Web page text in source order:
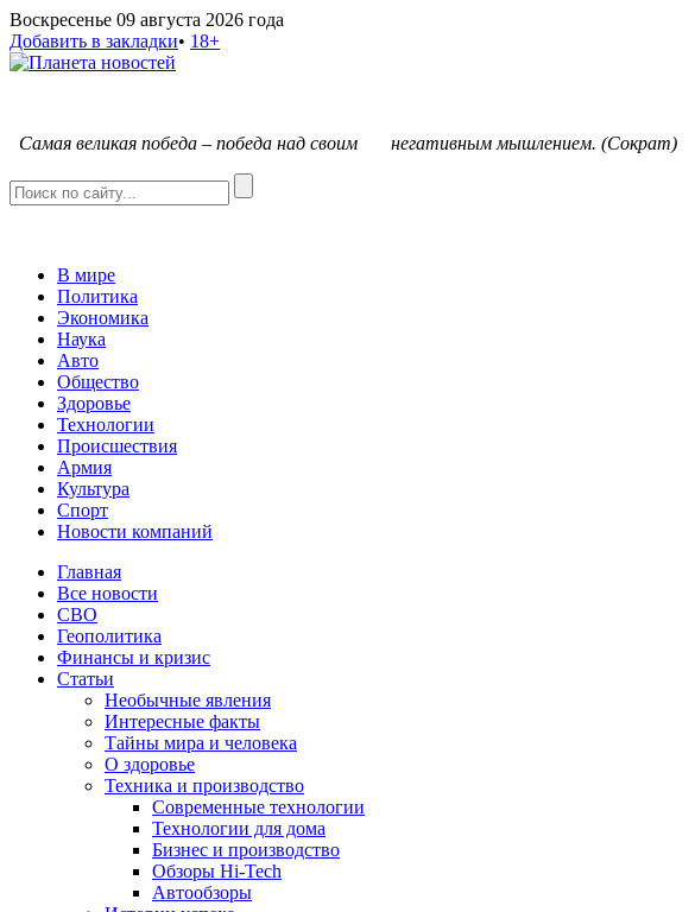
Воскресенье 09 августа 2026 года
Добавить в закладки• 18+
Самая великая победа – победа над своим негативным мышлением. (Сократ)
В мире
Политика
Экономика
Наука
Авто
Общество
Здоровье
Технологии
Происшествия
Армия
Культура
Спорт
Новости компаний
Главная
Все новости
СВО
Геополитика
Финансы и кризис
Статьи
Необычные явления
Интересные факты
Тайны мира и человека
О здоровье
Техника и производство
Современные технологии
Технологии для дома
Бизнес и производство
Обзоры Hi-Tech
Автообзоры